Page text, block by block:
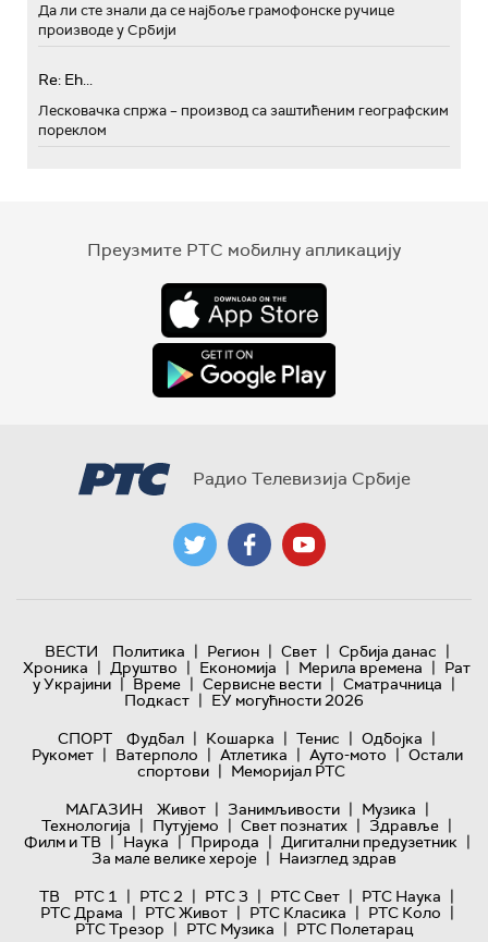
Да ли сте знали да се најбоље грамофонске ручице
производе у Србији
Re: Eh...
Лесковачка спржа – производ са заштићеним географским
пореклом
Преузмите РТС мобилну апликацију
Радио Телевизија Србије
ВЕСТИ Политика | Регион | Свет | Србија данас |
Хроника | Друштво | Економија | Мерила времена | Рат
у Украјини | Време | Сервисне вести | Сматрачница |
Подкаст | ЕУ могућности 2026
СПОРТ
Фудбал | Кошарка | Тенис | Одбојка |
Рукомет | Ватерполо | Атлетика | Ауто-мото | Остали
спортови | Меморијал РТС
МАГАЗИН
Живот | Занимљивости | Музика |
Технологијa | Путујемо | Свет познатих | Здравље |
Филм и ТВ | Наука | Природа | Дигитални предузетник |
За мале велике хероје | Наизглед здрав
ТВ
РТС 1 | РТС 2 | РТС 3 | РТС Свет | РТС Наука |
РТС Драма | РТС Живот | РТС Класика | РТС Коло |
РТС Трезор | РТС Музика | РТС Полетарац